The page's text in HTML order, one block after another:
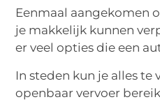
Eenmaal aangekomen
je makkelijk kunnen
er veel opties die een
In steden kun je alles te
openbaar vervoer